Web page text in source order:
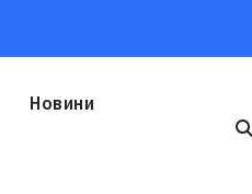
Новини